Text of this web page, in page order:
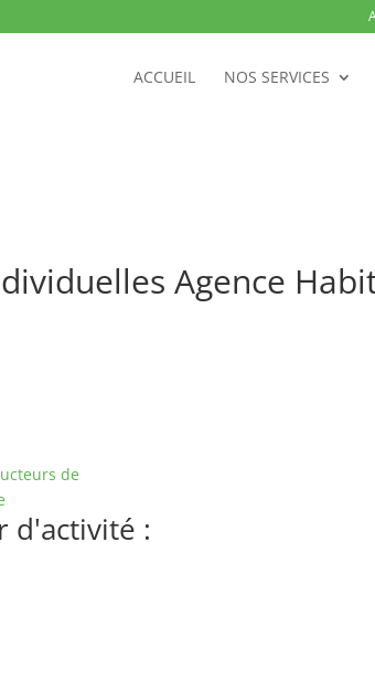
ACCUEIL NOS SERVICES
Agence
de
d'activité :